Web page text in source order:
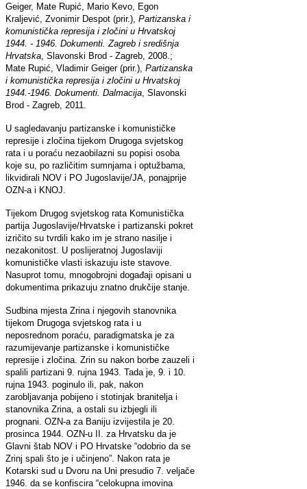
Geiger, Mate Rupić, Mario Kevo, Egon
Kraljević, Zvonimir Despot (prir.), Partizanska i
komunistička represija i zločini u Hrvatskoj
1944. - 1946. Dokumenti. Zagreb i središnja
Hrvatska , Slavonski Brod - Zagreb, 2008.;
Mate Rupić, Vladimir Geiger (prir.), Partizanska
i komunistička represija i zločini u Hrvatskoj
1944.-1946. Dokumenti. Dalmacija , Slavonski
Brod - Zagreb, 2011.
U sagledavanju partizanske i komunističke
represije i zločina tijekom Drugoga svjetskog
rata i u poraću nezaobilazni su popisi osoba
koje su, po različitim sumnjama i optužbama,
likvidirali NOV i PO Jugoslavije/JA, ponajprije
OZN-a i KNOJ.
Tijekom Drugog svjetskog rata Komunistička
partija Jugoslavije/Hrvatske i partizanski pokret
izričito su tvrdili kako im je strano nasilje i
nezakonitost. U poslijeratnoj Jugoslaviji
komunističke vlasti iskazuju iste stavove.
Nasuprot tomu, mnogobrojni događaji opisani u
dokumentima prikazuju znatno drukčije stanje.
Sudbina mjesta Zrina i njegovih stanovnika
tijekom Drugoga svjetskog rata i u
neposrednom poraću, paradigmatska je za
razumijevanje partizanske i komunističke
represije i zločina. Zrin su nakon borbe zauzeli i
spalili partizani 9. rujna 1943. Tada je, 9. i 10.
rujna 1943. poginulo ili, pak, nakon
zarobljavanja pobijeno i stotinjak branitelja i
stanovnika Zrina, a ostali su izbjegli ili
prognani. OZN-a za Baniju izvijestila je 20.
prosinca 1944. OZN-u II. za Hrvatsku da je
Glavni štab NOV i PO Hrvatske “odobrio da se
Zrinj spali što je i učinjeno”. Nakon rata je
Kotarski sud u Dvoru na Uni presudio 7. veljače
1946. da se konfiscira “celokupna imovina